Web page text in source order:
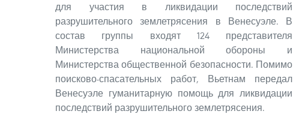
для участия в ликвидации последствий
разрушительного землетрясения в Венесуэле. В
состав группы входят 124 представителя
Министерства национальной обороны и
Министерства общественной безопасности. Помимо
поисково-спасательных работ, Вьетнам передал
Венесуэле гуманитарную помощь для ликвидации
последствий разрушительного землетрясения.